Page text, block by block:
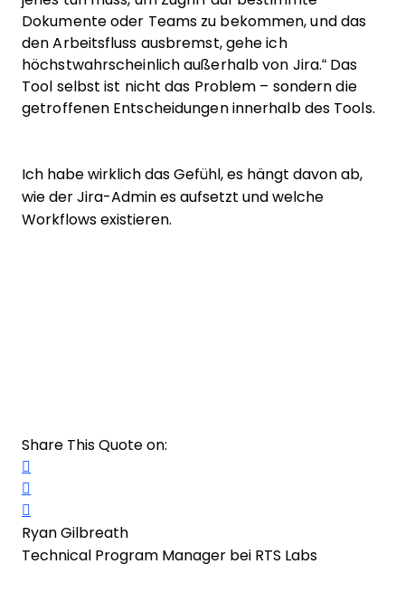
Dokumente oder Teams zu bekommen, und das
den Arbeitsfluss ausbremst, gehe ich
höchstwahrscheinlich außerhalb von Jira.“ Das
Tool selbst ist nicht das Problem – sondern die
getroffenen Entscheidungen innerhalb des Tools.
Ich habe wirklich das Gefühl, es hängt davon ab,
wie der Jira-Admin es aufsetzt und welche
Workflows existieren.
Share This Quote on:
Ryan Gilbreath
Technical Program Manager bei RTS Labs